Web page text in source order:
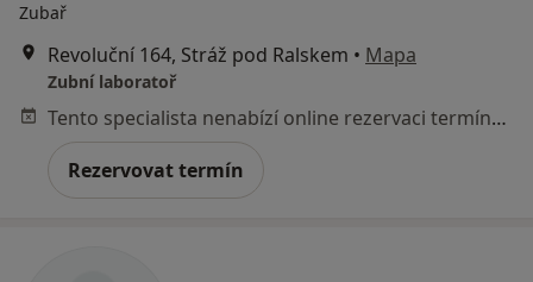
Zubař
Revoluční 164, Stráž pod Ralskem • Mapa
Zubní laboratoř
Tento specialista nenabízí online rezervaci termínu na této adrese.
Rezervovat termín